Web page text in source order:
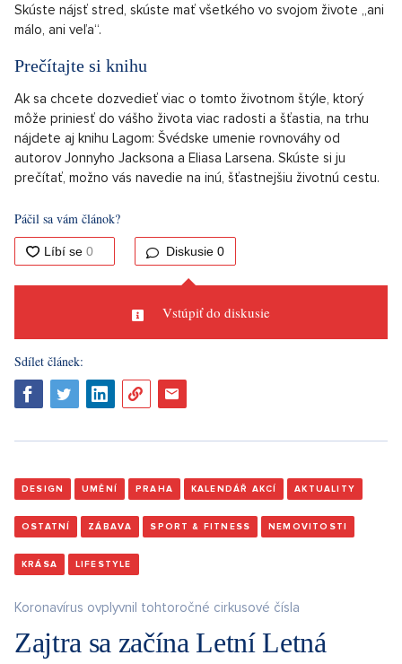
Skúste nájsť stred, skúste mať všetkého vo svojom živote „ani
málo, ani veľa“.
Prečítajte si knihu
Ak sa chcete dozvedieť viac o tomto životnom štýle, ktorý
môže priniesť do vášho života viac radosti a šťastia, na trhu
nájdete aj knihu Lagom: Švédske umenie rovnováhy od
autorov Jonnyho Jacksona a Eliasa Larsena. Skúste si ju
prečítať, možno vás navedie na inú, šťastnejšiu životnú cestu.
Páčil sa vám článok?
Diskusie 0
Vstúpiť do diskusie
Sdílet článek:
DESIGN UMĚNÍ PRAHA KALENDÁŘ AKCÍ AKTUALITY
OSTATNÍ ZÁBAVA SPORT & FITNESS NEMOVITOSTI
KRÁSA LIFESTYLE
Koronavírus ovplyvnil tohtoročné cirkusové čísla
Zajtra sa začína Letní Letná